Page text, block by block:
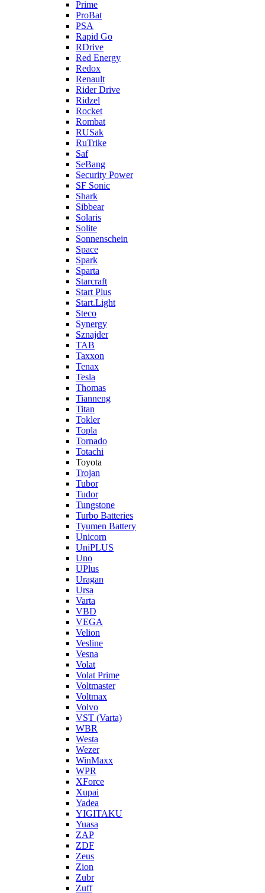
Prime
ProBat
PSA
Rapid Go
RDrive
Red Energy
Redox
Renault
Rider Drive
Ridzel
Rocket
Rombat
RUSak
RuTrike
Saf
SeBang
Security Power
SF Sonic
Shark
Sibbear
Solaris
Solite
Sonnenschein
Space
Spark
Sparta
Starcraft
Start Plus
Start.Light
Steco
Synergy
Sznajder
TAB
Taxxon
Tenax
Tesla
Thomas
Tianneng
Titan
Tokler
Topla
Tornado
Totachi
Toyota
Trojan
Tubor
Tudor
Tungstone
Turbo Batteries
Tyumen Battery
Unicorn
UniPLUS
Uno
UPlus
Uragan
Ursa
Varta
VBD
VEGA
Velion
Vesline
Vesna
Volat
Volat Prime
Voltmaster
Voltmax
Volvo
VST (Varta)
WBR
Westa
Wezer
WinMaxx
WPR
XForce
Xupai
Yadea
YIGITAKU
Yuasa
ZAP
ZDF
Zeus
Zion
Zubr
Zuff